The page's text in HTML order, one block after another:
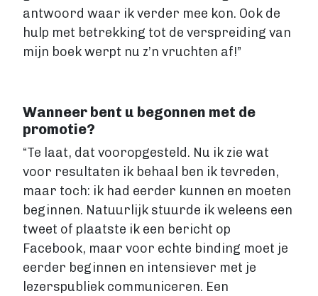
antwoord waar ik verder mee kon. Ook de
hulp met betrekking tot de verspreiding van
mijn boek werpt nu z’n vruchten af!”
Wanneer bent u begonnen met de
promotie?
“Te laat, dat vooropgesteld. Nu ik zie wat
voor resultaten ik behaal ben ik tevreden,
maar toch: ik had eerder kunnen en moeten
beginnen. Natuurlijk stuurde ik weleens een
tweet of plaatste ik een bericht op
Facebook, maar voor echte binding moet je
eerder beginnen en intensiever met je
lezerspubliek communiceren. Een